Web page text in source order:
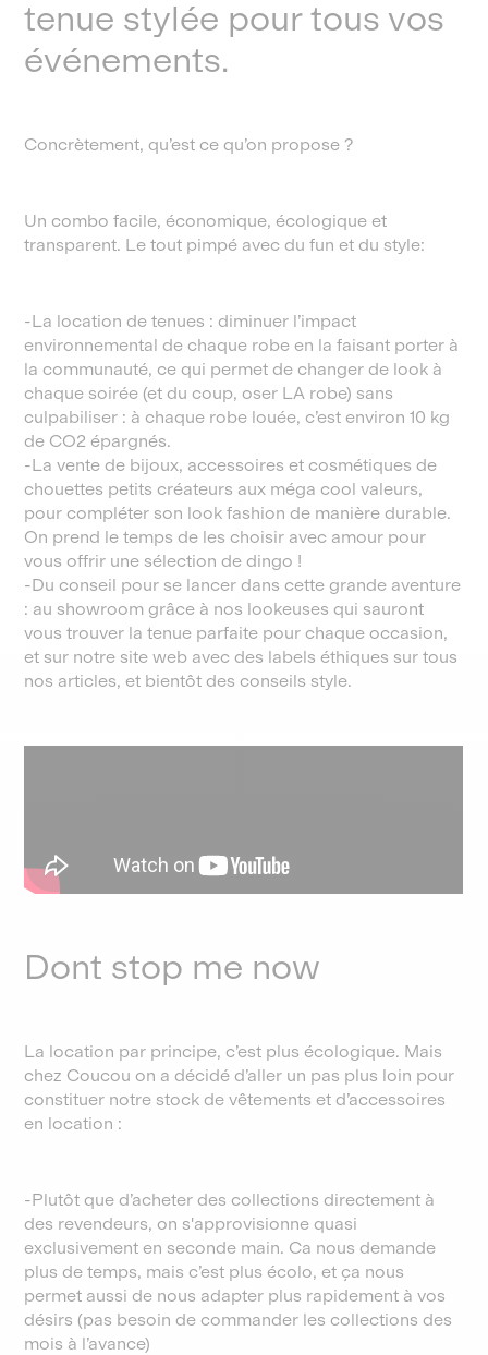
tenue stylée pour tous vos
événements.
Concrètement, qu’est ce qu’on propose ?
Un combo facile, économique, écologique et
transparent. Le tout pimpé avec du fun et du style:
-La location de tenues : diminuer l’impact
environnemental de chaque robe en la faisant porter à
la communauté, ce qui permet de changer de look à
chaque soirée (et du coup, oser LA robe) sans
culpabiliser : à chaque robe louée, c’est environ 10 kg
de CO2 épargnés.
-La vente de bijoux, accessoires et cosmétiques de
chouettes petits créateurs aux méga cool valeurs,
pour compléter son look fashion de manière durable.
On prend le temps de les choisir avec amour pour
vous offrir une sélection de dingo !
-Du conseil pour se lancer dans cette grande aventure
: au showroom grâce à nos lookeuses qui sauront
vous trouver la tenue parfaite pour chaque occasion,
et sur notre site web avec des labels éthiques sur tous
nos articles, et bientôt des conseils style.
Dont stop me now
La location par principe, c’est plus écologique. Mais
chez Coucou on a décidé d’aller un pas plus loin pour
constituer notre stock de vêtements et d’accessoires
en location :
-Plutôt que d’acheter des collections directement à
des revendeurs, on s'approvisionne quasi
exclusivement en seconde main. Ca nous demande
plus de temps, mais c’est plus écolo, et ça nous
permet aussi de nous adapter plus rapidement à vos
désirs (pas besoin de commander les collections des
mois à l’avance)